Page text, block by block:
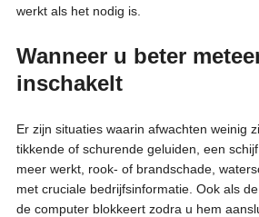
werkt als het nodig is.
Wanneer u beter
inschakelt
Er zijn situaties waarin afwachten weinig
tikkende of schurende geluiden, een
meer werkt, rook- of brandschade,
met cruciale bedrijfsinformatie. Ook als
de computer blokkeert zodra u hem